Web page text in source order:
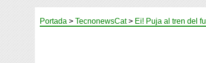
Portada > TecnonewsCat > Ei! Puja al tren del